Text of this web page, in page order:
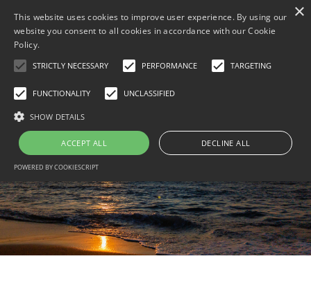
MENU
ΑΡΧΙΚΗ
ΚΆΝΤΕ ΚΡΆΤΗΣΗ
ΦΩΤΟΓΡΑΦΊΕΣ
THINGS TO DO
ΕΠΙΚΟΙΝΩΝΊΑ
TRAVEL WITH BESAFE
[ DATA PROTECTION ]
×
This website uses cookies to improve user experience. By using our
website you consent to all cookies in accordance with our Cookie
Policy.
STRICTLY NECESSARY PERFORMANCE TARGETING
FUNCTIONALITY UNCLASSIFIED
SHOW DETAILS
ACCEPT ALL DECLINE ALL
POWERED BY COOKIESCRIPT